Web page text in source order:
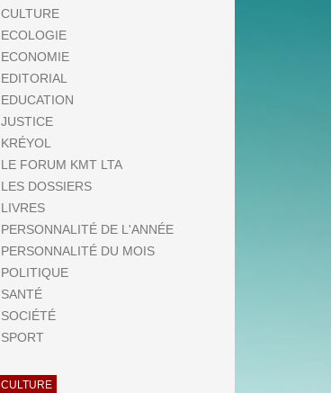
CULTURE
ECOLOGIE
ECONOMIE
EDITORIAL
EDUCATION
JUSTICE
KRÉYOL
LE FORUM KMT LTA
LES DOSSIERS
LIVRES
PERSONNALITÉ DE L'ANNÉE
PERSONNALITÉ DU MOIS
POLITIQUE
SANTÉ
SOCIÉTÉ
SPORT
CULTURE